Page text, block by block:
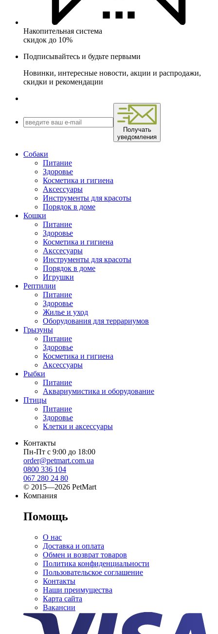
Накопительная система
скидок до 10%
Подписывайтесь и будьте первыми
Новинки, интересные новости, акции и распродажи,
скидки и рекомендации
Получать
уведомления
Собаки
Питание
Здоровье
Косметика и гигиена
Аксессуары
Инструменты для красоты
Порядок в доме
Кошки
Питание
Здоровье
Косметика и гигиена
Акссесуары
Инструменты для красоты
Порядок в доме
Игрушки
Рептилии
Питание
Здоровье
Жилье и уход
Оборудования для террариумов
Грызуны
Питание
Здоровье
Косметика и гигиена
Аксессуары
Рыбки
Питание
Аквариумистика и оборудование
Птицы
Питание
Здоровье
Клетки и аксессуары
Контакты
Пн-Пт с 9:00 до 18:00
order@petmart.com.ua
0800 336 104
067 280 24 80
© 2015—2026 PetMart
Компания
Помощь
О нас
Доставка и оплата
Обмен и возврат товаров
Политика конфиденциальности
Пользовательское соглашение
Контакты
Наши преимущества
Карта сайта
Вакансии